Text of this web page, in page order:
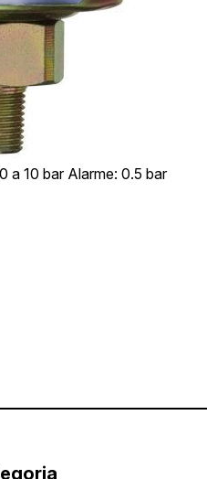
a 10 bar Alarme: 0.5 bar